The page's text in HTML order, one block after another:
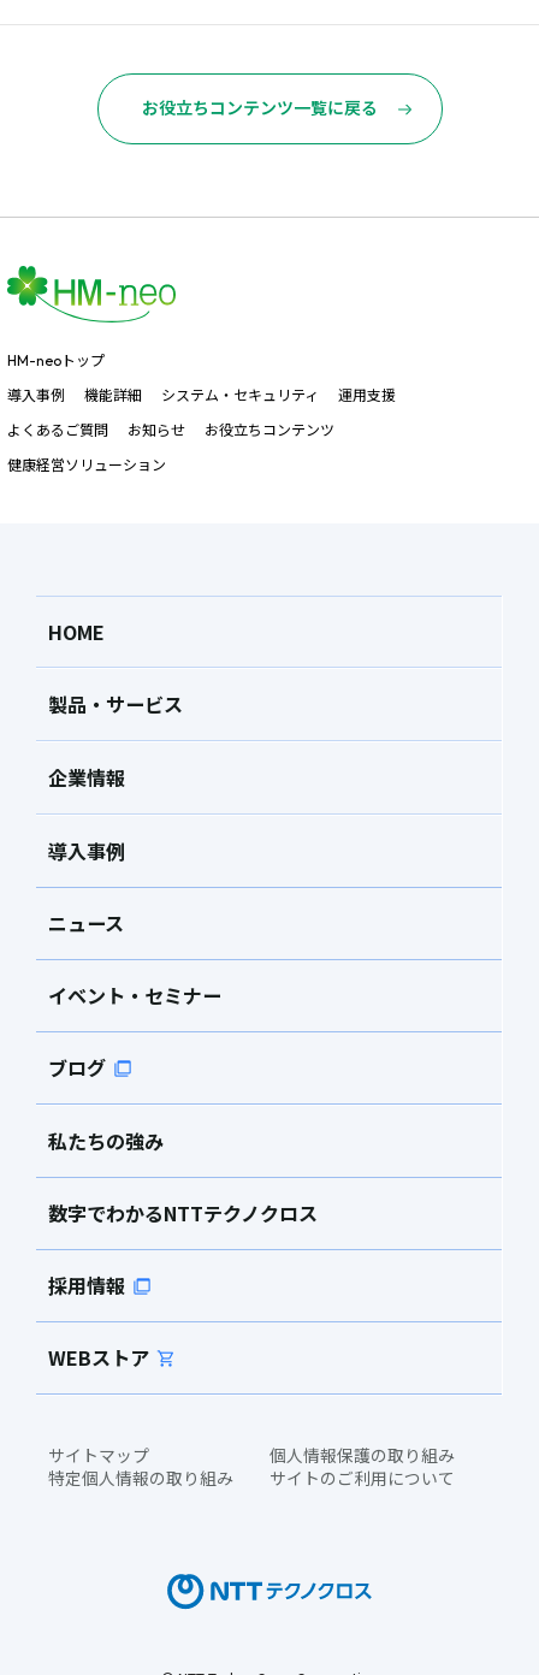
お役立ちコンテンツ一覧に戻る
HM-neoトップ
導入事例
機能詳細 システム・セキュリティ
運用支援
よくあるご質問
お知らせ
お役立ちコンテンツ
健康経営ソリューション
HOME
製品・サービス
企業情報
導入事例
ニュース
イベント・セミナー
ブログ
私たちの強み
数字でわかるNTTテクノクロス
採用情報
WEBストア
サイトマップ
個人情報保護の取り組み
特定個人情報の取り組み
サイトのご利用について